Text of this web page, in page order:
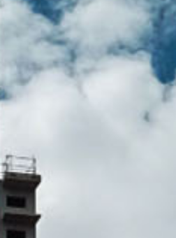
موقع شركتنا
المملكة العربية السعودية – البحرين –
للاتصال بنا